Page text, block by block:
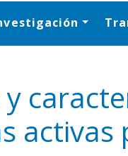
y
activas